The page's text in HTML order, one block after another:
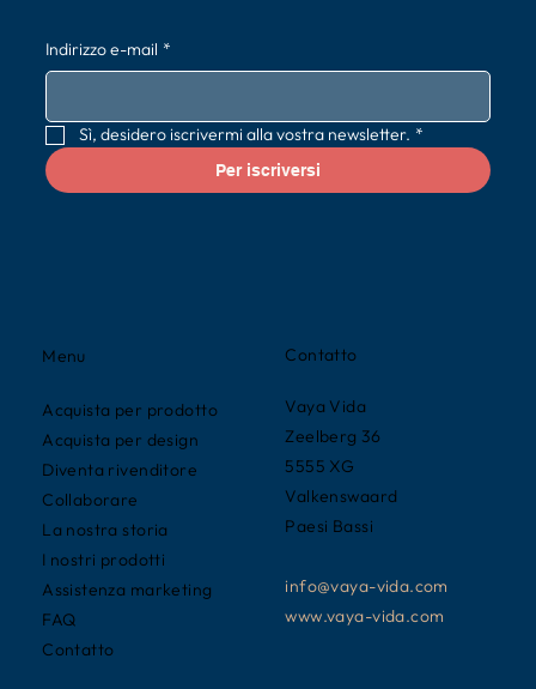
Contatto
Vaya Vida
Zeelberg 36
5555 XG
Valkenswaard
Paesi Bassi
info@vaya-vida.com
www.vaya-vida.com
Menu
Acquista per prodotto
Acquista per design
Diventa rivenditore
Collaborare
La nostra storia
I nostri prodotti
Assistenza marketing
FAQ
Contatto
Indirizzo e-mail *
Sì, desidero iscrivermi alla vostra newsletter. *
Per iscriversi